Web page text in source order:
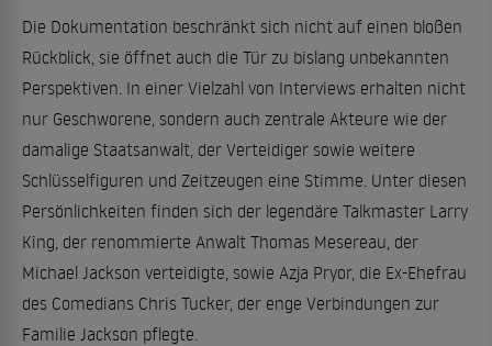
Die Dokumentation beschränkt sich nicht auf einen bloßen
Rückblick, sie öffnet auch die Tür zu bislang unbekannten
Perspektiven. In einer Vielzahl von Interviews erhalten nicht
nur Geschworene, sondern auch zentrale Akteure wie der
damalige Staatsanwalt, der Verteidiger sowie weitere
Schlüsselfiguren und Zeitzeugen eine Stimme. Unter diesen
Persönlichkeiten finden sich der legendäre Talkmaster Larry
King, der renommierte Anwalt Thomas Mesereau, der
Michael Jackson verteidigte, sowie Azja Pryor, die Ex-Ehefrau
des Comedians Chris Tucker, der enge Verbindungen zur
Familie Jackson pflegte.